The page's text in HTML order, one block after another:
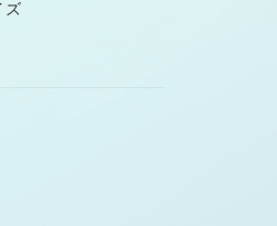
ズ